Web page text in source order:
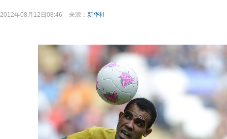
2012年08月12日08:46 来源： 新华社